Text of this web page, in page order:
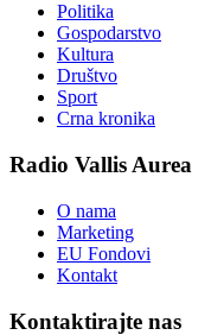
Politika
Gospodarstvo
Kultura
Društvo
Sport
Crna kronika
Radio Vallis Aurea
O nama
Marketing
EU Fondovi
Kontakt
Kontaktirajte nas